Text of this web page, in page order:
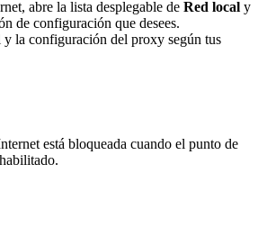
abre la lista desplegable de Red local y
de configuración que desees.
la configuración del proxy según tus
está bloqueada cuando el punto de